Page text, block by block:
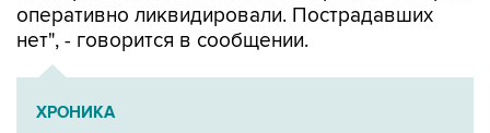
оперативно ликвидировали. Пострадавших
нет", - говорится в сообщении.
ХРОНИКА